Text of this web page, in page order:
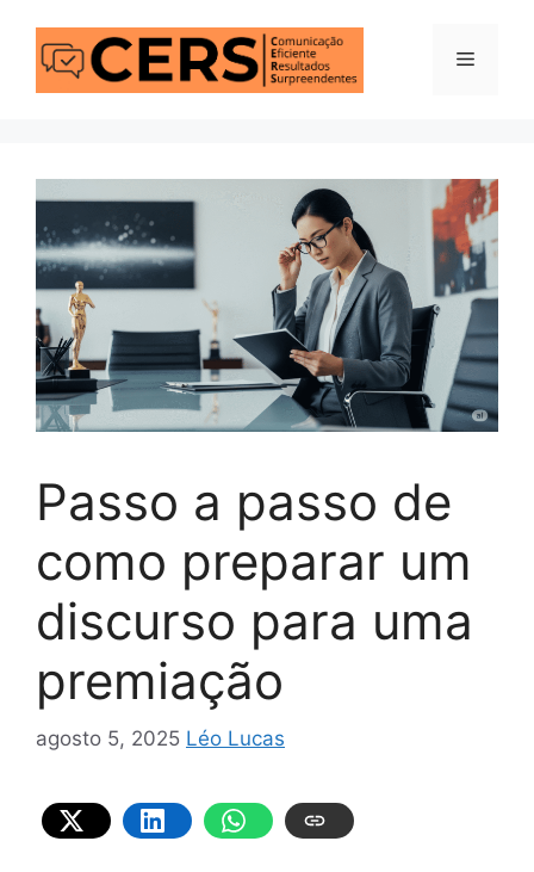
para
Menu
Passo a passo de
como preparar um
discurso para uma
premiação
agosto 5, 2025 Léo Lucas